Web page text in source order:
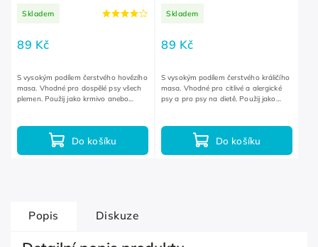
Skladem
89 Kč
Do košíku
S vysokým podílem čerstvého hovězího
masa. Vhodné pro dospělé psy všech
plemen. Použij jako krmivo anebo
Skladem
89 Kč
Do košíku
S vysokým podílem čerstvého králičího
masa. Vhodné pro citlivé a alergické
psy a pro psy na dietě. Použij jako
Popis Diskuze